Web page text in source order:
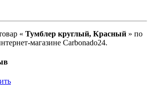
« Тумблер круглый, Красный » по
магазине Carbonado24.